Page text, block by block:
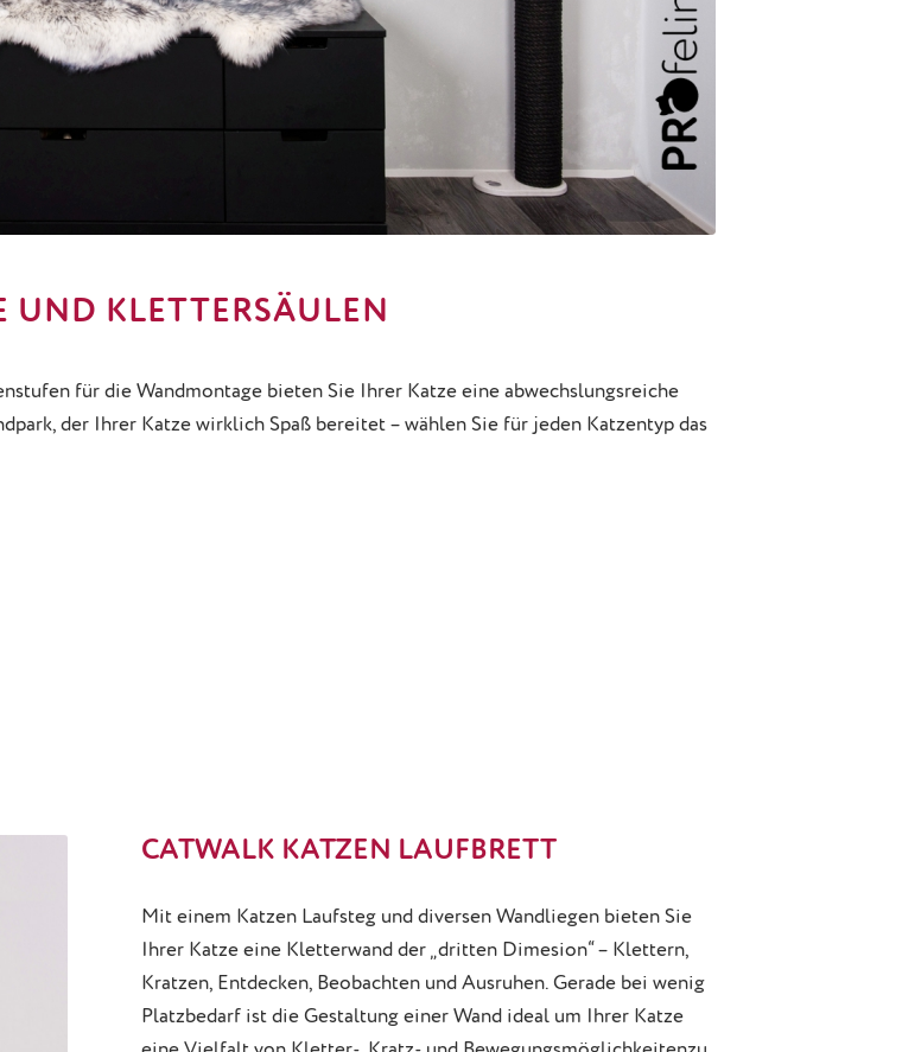
UND KLETTERSÄULEN
für die Wandmontage bieten Sie Ihrer Katze eine abwechslungsreiche
der Ihrer Katze wirklich Spaß bereitet – wählen Sie für jeden Katzentyp das
CATWALK KATZEN LAUFBRETT
Mit einem Katzen Laufsteg und diversen Wandliegen bieten Sie
Ihrer Katze eine Kletterwand der „dritten Dimesion“ – Klettern,
Kratzen, Entdecken, Beobachten und Ausruhen. Gerade bei wenig
Platzbedarf ist die Gestaltung einer Wand ideal um Ihrer Katze